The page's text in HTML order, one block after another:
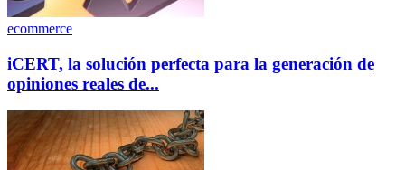
ecommerce
iCERT, la solución perfecta para la generación de
opiniones reales de...